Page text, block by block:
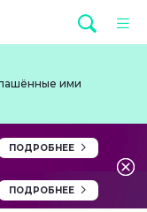
ими
ПОДРОБНЕЕ
ПОДРОБНЕЕ